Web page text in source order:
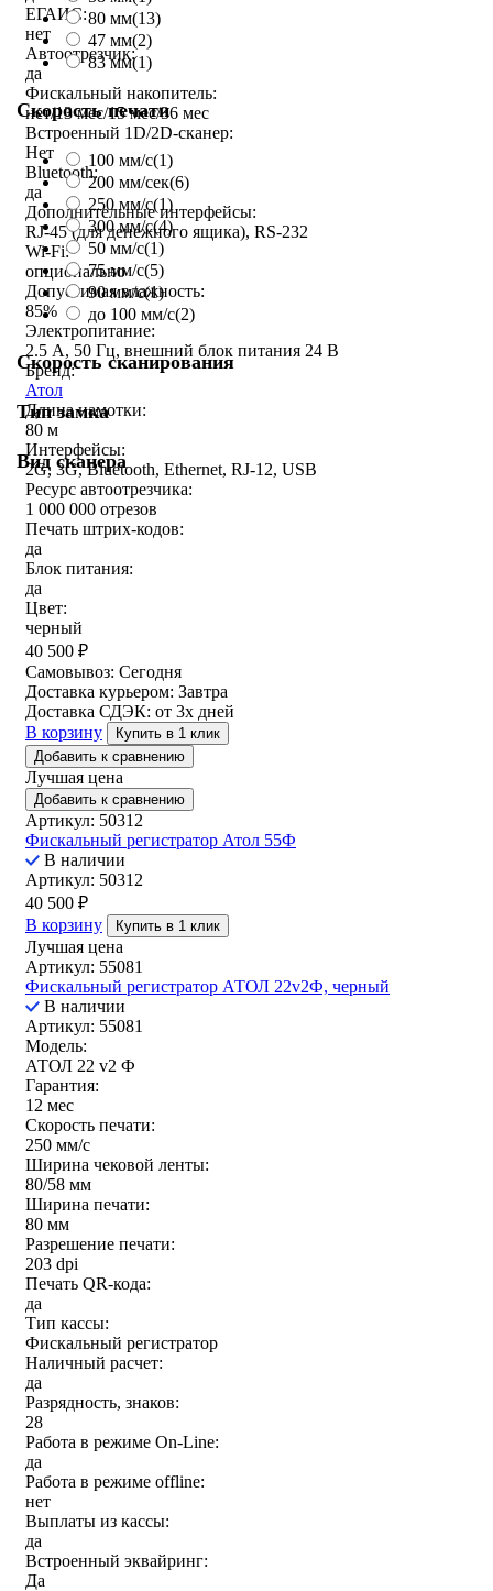
80 мм(13)
47 мм(2)
83 мм(1)
Скорость печати
100 мм/с(1)
200 мм/сек(6)
250 мм/c(1)
300 мм/с(4)
50 мм/с(1)
75 мм/с(5)
90 мм/с(1)
до 100 мм/с(2)
Скорость сканирования
Тип замка
Вид сканера
ЕГАИС:
нет
Автоотрезчик:
да
Фискальный накопитель:
нет/13 мес/15 мес/36 мес
Встроенный 1D/2D-сканер:
Нет
Bluetooth:
да
Дополнительные интерфейсы:
RJ-45 (для денежного ящика), RS-232
Wi-Fi:
опционально
Допустимая влажность:
85%
Электропитание:
2.5 А, 50 Гц, внешний блок питания 24 В
Бренд:
Атол
Длина намотки:
80 м
Интерфейсы:
2G, 3G, Bluetooth, Ethernet, RJ-12, USB
Ресурс автоотрезчика:
1 000 000 отрезов
Печать штрих-кодов:
да
Блок питания:
да
Цвет:
черный
40 500 ₽
Самовывоз: Сегодня
Доставка курьером: Завтра
Доставка СДЭК: от 3х дней
В корзину
Купить в 1 клик
Добавить к сравнению
Лучшая цена
Добавить к сравнению
Артикул: 50312
Фискальный регистратор Атол 55Ф
В наличии
Артикул: 50312
40 500 ₽
В корзину
Купить в 1 клик
Лучшая цена
Артикул: 55081
Фискальный регистратор АТОЛ 22v2Ф, черный
В наличии
Артикул: 55081
Модель:
АТОЛ 22 v2 Ф
Гарантия:
12 мес
Скорость печати:
250 мм/c
Ширина чековой ленты:
80/58 мм
Ширина печати:
80 мм
Разрешение печати:
203 dpi
Печать QR-кода:
да
Тип кассы:
Фискальный регистратор
Наличный расчет:
да
Разрядность, знаков:
28
Работа в режиме On-Line:
да
Работа в режиме offline:
нет
Выплаты из кассы:
да
Встроенный эквайринг:
Да